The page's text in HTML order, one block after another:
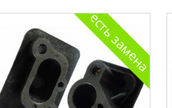
есть замена